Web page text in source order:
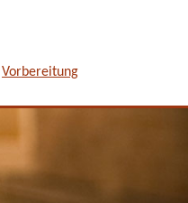
Vorbereitung